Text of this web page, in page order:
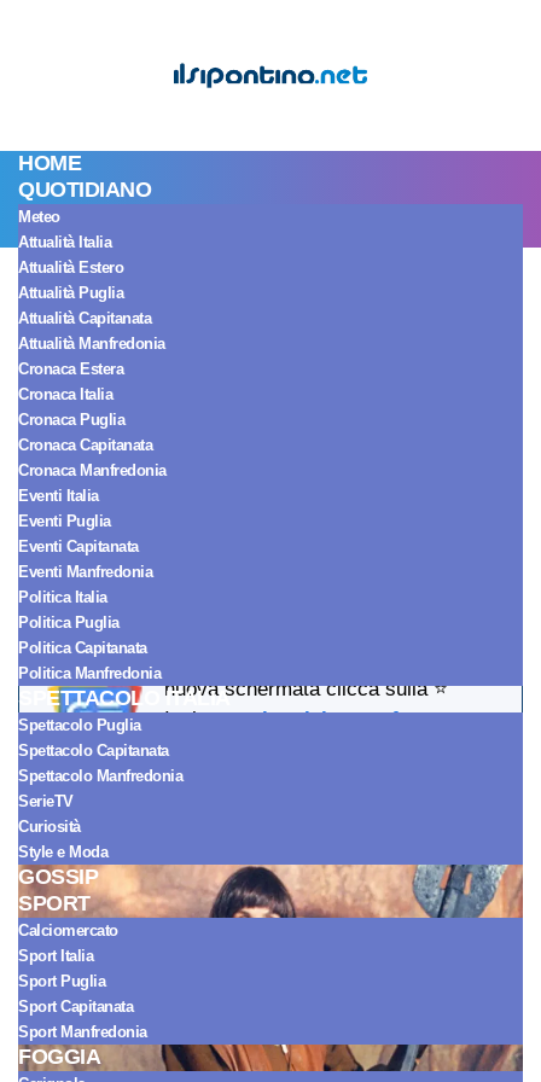
HOME
QUOTIDIANO
Meteo
Attualità Italia
Attualità Estero
Attualità Puglia
Attualità Capitanata
Attualità Manfredonia
Cronaca Estera
Cronaca Italia
Cronaca Puglia
Cronaca Capitanata
Cronaca Manfredonia
Eventi Italia
Eventi Puglia
Eventi Capitanata
Eventi Manfredonia
Politica Italia
Politica Puglia
Politica Capitanata
Politica Manfredonia
SPETTACOLO ITALIA
Spettacolo Puglia
Spettacolo Capitanata
Spettacolo Manfredonia
SerieTV
Curiosità
Style e Moda
GOSSIP
SPORT
Calciomercato
Sport Italia
Sport Puglia
Sport Capitanata
Sport Manfredonia
FOGGIA
Spettacolo Italia
Fantaghirò, la serie
fantasy arriva su
Disney Plus: ecco
quando
La storica serie con protagonista Alessandra
Martines arriva in streaming su Disney Plus. Un cult
italiano ancora amato da molti.
nuova schermata clicca sulla ⭐
Inoltreaggiungici come fonte
preferita su Google
Marco Della Corte